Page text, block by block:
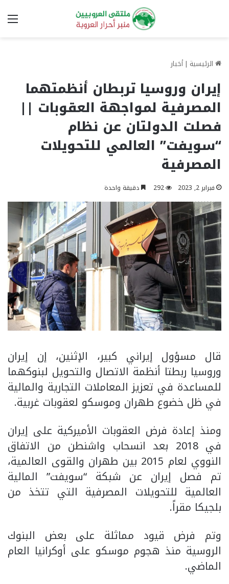
الرئيسية | أخبار
إيران وروسيا تربطان أنظمتهما
المصرفية لمواجهة العقوبات ||
فصلت الدولتان عن نظام
“سويفت” العالمي للتحويلات
المصرفية
فبراير 2, 2023 292 دقيقة واحدة
قال مسؤول إيراني كبير، الإثنين، إن إيران
وروسيا ربطتا أنظمة الاتصال والتحويل لبنوكهما
للمساعدة في تعزيز المعاملات التجارية والمالية
في ظل خضوع طهران وموسكو لعقوبات غربية.
ومنذ إعادة فرض العقوبات الأميركية على إيران
في 2018 بعد انسحاب واشنطن من الاتفاق
النووي لعام 2015 بين طهران والقوى العالمية،
تم فصل إيران عن شبكة “سويفت” المالية
العالمية للتحويلات المصرفية التي تتخذ من
بلجيكا مقراً.
وتم فرض قيود مماثلة على بعض البنوك
الروسية منذ هجوم موسكو على أوكرانيا العام
الماضي.